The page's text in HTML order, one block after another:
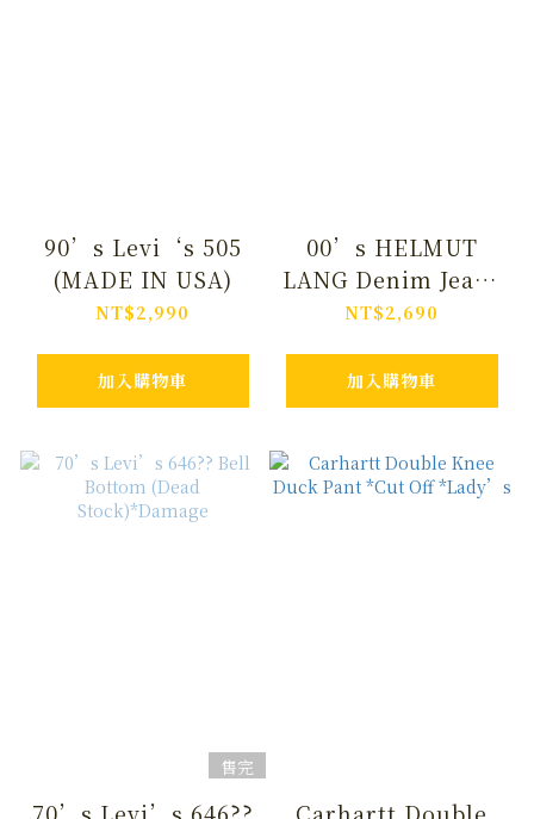
90’s Levi‘s 505
(MADE IN USA)
NT$2,990
加入購物車
00’s HELMUT
LANG Denim Jeans
(Made In Italy)
NT$2,690
加入購物車
售完